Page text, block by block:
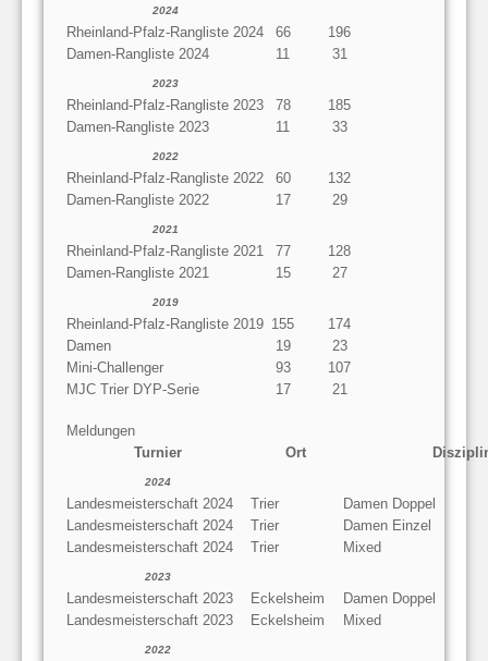
2024
Rheinland-Pfalz-Rangliste 2024 66
196
Damen-Rangliste 2024
11 31
2023
Rheinland-Pfalz-Rangliste 2023 78
185
Damen-Rangliste 2023
11 33
2022
Rheinland-Pfalz-Rangliste 2022 60
132
Damen-Rangliste 2022
17 29
2021
Rheinland-Pfalz-Rangliste 2021 77
128
Damen-Rangliste 2021
15 27
2019
Rheinland-Pfalz-Rangliste 2019 155
174
Damen
19
23
Mini-Challenger
93
107
MJC Trier DYP-Serie
17 21
Meldungen
Turnier
Ort
2024
Landesmeisterschaft 2024 Trier
Damen Doppel
Landesmeisterschaft 2024
Trier
Damen Einzel
Landesmeisterschaft 2024
Trier Mixed
2023
Landesmeisterschaft 2023 Eckelsheim
Damen Doppel
Landesmeisterschaft 2023
Eckelsheim Mixed
2022